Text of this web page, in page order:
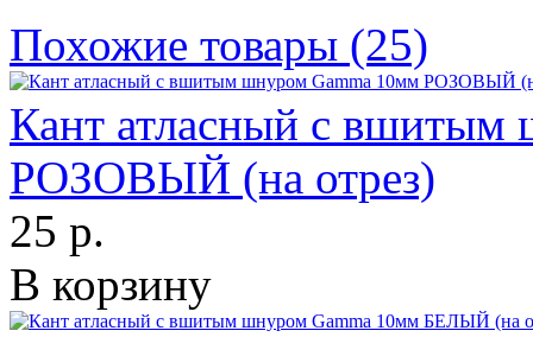
Похожие товары (25)
Кант атласный с
РОЗОВЫЙ (на отрез)
25 р.
В корзину